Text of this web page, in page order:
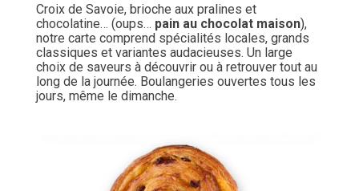
Croix de Savoie, brioche aux pralines et
chocolatine… (oups… pain au chocolat maison),
notre carte comprend spécialités locales, grands
classiques et variantes audacieuses. Un large
choix de saveurs à découvrir ou à retrouver tout au
long de la journée. Boulangeries ouvertes tous les
jours, même le dimanche.